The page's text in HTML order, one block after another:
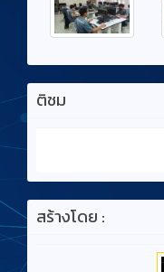
ติชม
สร้างโดย :